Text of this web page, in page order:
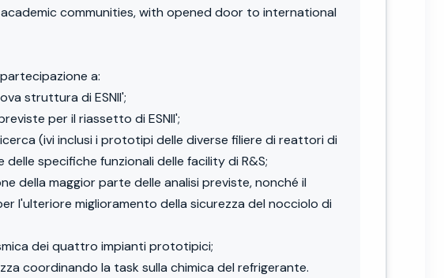
communities, with opened door to international
a:
struttura di ESNII';
per il riassetto di ESNII';
(ivi inclusi i prototipi delle diverse filiere di reattori di
specifiche funzionali delle facility di R&S;
della maggior parte delle analisi previste, nonché il
l'ulteriore miglioramento della sicurezza del nocciolo di
dei quattro impianti prototipici;
coordinando la task sulla chimica del refrigerante.